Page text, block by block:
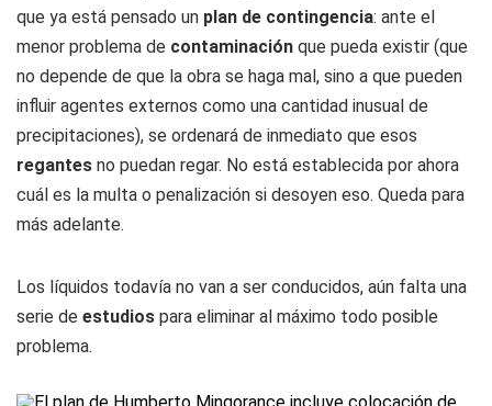
que ya está pensado un plan de contingencia: ante el
menor problema de contaminación que pueda existir (que
no depende de que la obra se haga mal, sino a que pueden
influir agentes externos como una cantidad inusual de
precipitaciones), se ordenará de inmediato que esos
regantes no puedan regar. No está establecida por ahora
cuál es la multa o penalización si desoyen eso. Queda para
más adelante.
Los líquidos todavía no van a ser conducidos, aún falta una
serie de estudios para eliminar al máximo todo posible
problema.